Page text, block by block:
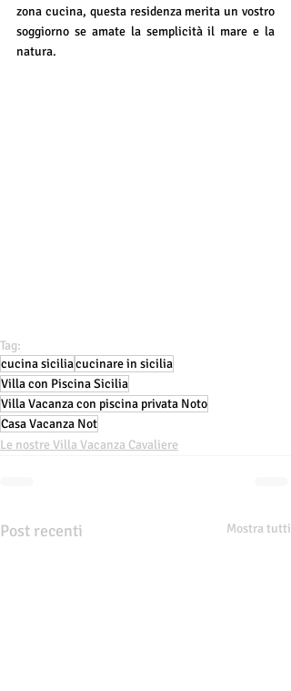
zona cucina, questa residenza merita un vostro
soggiorno se amate la semplicità il mare e la
natura.
Tag:
cucina siciliacucinare in sicilia
Villa con Piscina Sicilia
Villa Vacanza con piscina privata Noto
Casa Vacanza Not
Le nostre Villa Vacanza Cavaliere
Post recenti Mostra tutti